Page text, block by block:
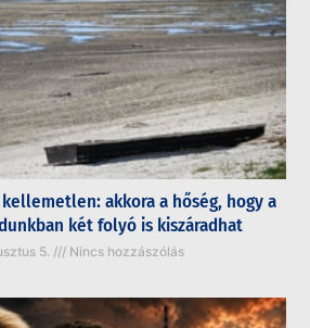
akkora a hőség, hogy a
két folyó is kiszáradhat
5. Nincs hozzászólás